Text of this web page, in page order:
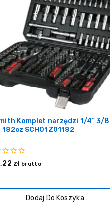
Komplet narzędzi 1/4” 3/
182cz SCH01Z01182
zł brutto
Dodaj Do Koszyka